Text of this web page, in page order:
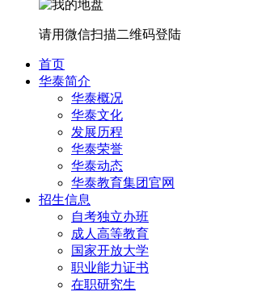
请用微信扫描二维码登陆
首页
华泰简介
华泰概况
华泰文化
发展历程
华泰荣誉
华泰动态
华泰教育集团官网
招生信息
自考独立办班
成人高等教育
国家开放大学
职业能力证书
在职研究生